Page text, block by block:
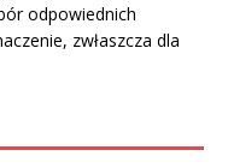
odpowiednich
zwłaszcza dla